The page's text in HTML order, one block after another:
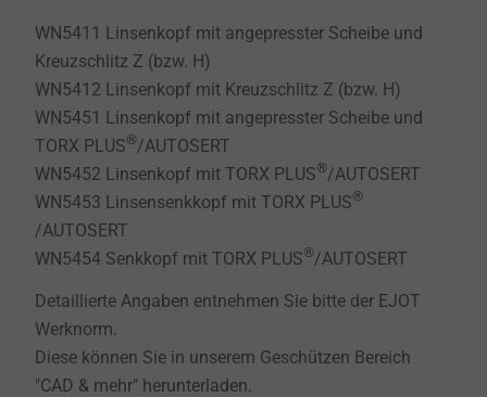
WN5411 Linsenkopf mit angepresster Scheibe und
Kreuzschlitz Z (bzw. H)
WN5412 Linsenkopf mit Kreuzschlitz Z (bzw. H)
WN5451 Linsenkopf mit angepresster Scheibe und
TORX PLUS®/AUTOSERT
WN5452 Linsenkopf mit TORX PLUS®/AUTOSERT
WN5453 Linsensenkkopf mit TORX PLUS®
/AUTOSERT
WN5454 Senkkopf mit TORX PLUS®/AUTOSERT
Detaillierte Angaben entnehmen Sie bitte der EJOT
Werknorm.
Diese können Sie in unserem Geschützen Bereich
"CAD & mehr" herunterladen.